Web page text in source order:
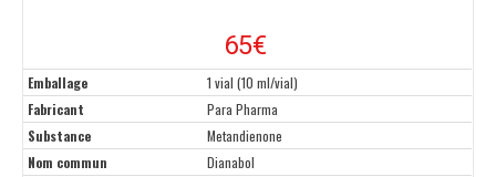
65€
Emballage
1 vial (10 ml/vial)
Fabricant
Para Pharma
Substance
Metandienone
Nom commun
Dianabol